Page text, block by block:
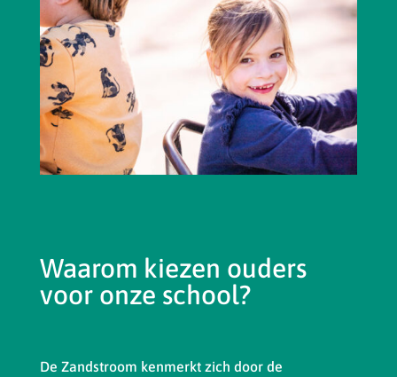
Waarom kiezen ouders
voor onze school?
De Zandstroom kenmerkt zich door de